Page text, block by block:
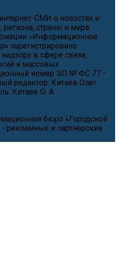
СМИ о новостях и
страны и мира.
«Информационное
зарегистрировано
в сфере связи,
и массовых
номер ЭЛ № ФС 77 -
редактор: Китаев Олег
Китаев О. А.
бюро «Городской
- рекламные и партнерские